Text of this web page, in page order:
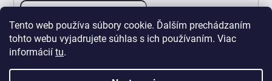
Tento web používa súbory cookie. Ďalším prechádzaním
tohto webu vyjadrujete súhlas s ich používaním. Viac
informácií tu.
Vložením e-mailu súhlasíte spodmienkami ochrany
osobných údajov
PRIHLÁSIŤ SA